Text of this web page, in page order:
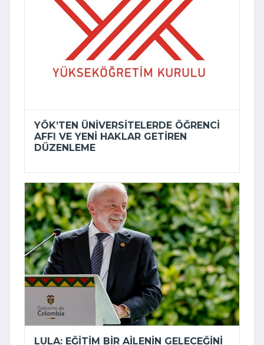
YÖK’TEN ÜNIVERSITELERDE ÖĞRENCI
AFFI VE YENI HAKLAR GETIREN
DÜZENLEME
LULA: EĞITIM BIR AILENIN GELECEĞINI